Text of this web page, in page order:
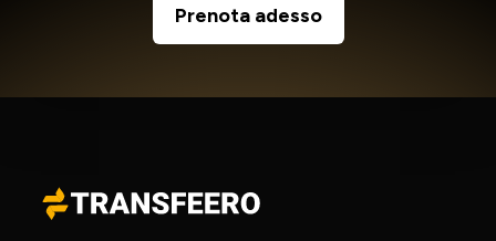
Prenota adesso